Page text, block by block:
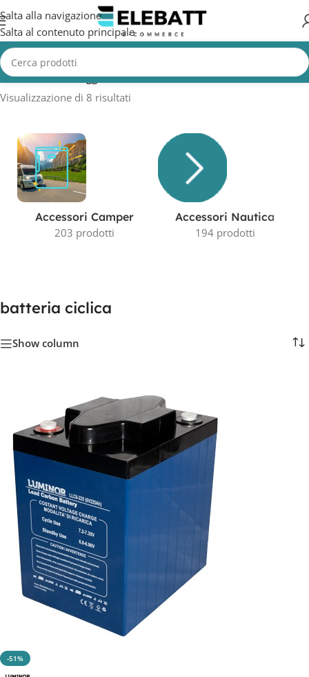
Salta alla navigazione
Salta al contenuto principale
Home/Prodotti taggati “batteria ciclica”
Visualizzazione di 8 risultati
Accessori Camper
203 prodotti
Accessori Nautica
194 prodotti
batteria ciclica
Show column
-51%